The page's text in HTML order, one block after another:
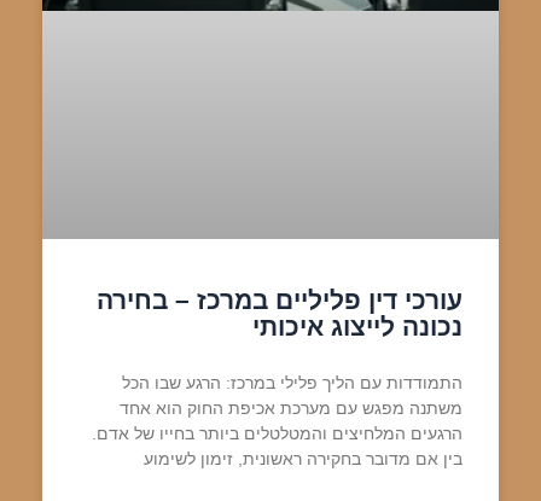
עורכי דין פליליים במרכז – בחירה
נכונה לייצוג איכותי
התמודדות עם הליך פלילי במרכז: הרגע שבו הכל
משתנה מפגש עם מערכת אכיפת החוק הוא אחד
הרגעים המלחיצים והמטלטלים ביותר בחייו של אדם.
בין אם מדובר בחקירה ראשונית, זימון לשימוע